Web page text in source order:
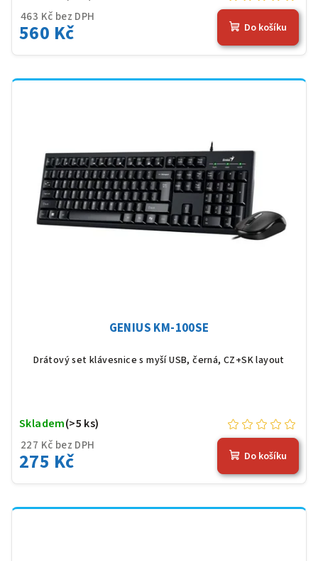
463 Kč bez DPH
560 Kč Do košíku
GENIUS KM-100SE
Drátový set klávesnice s myší USB, černá, CZ+SK layout
227 Kč bez DPH
275 Kč
Skladem(>5 ks)
Do košíku